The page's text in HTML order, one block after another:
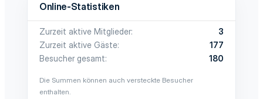
Online-Statistiken
Zurzeit aktive Mitglieder
3
Zurzeit aktive Gäste
177
Besucher gesamt
180
Die Summen können auch versteckte Besucher
enthalten.